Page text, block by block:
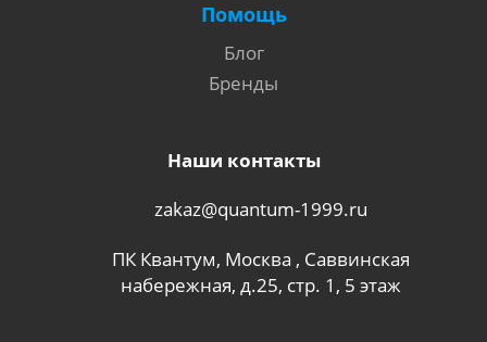
Помощь
Блог
Бренды
Наши контакты
zakaz@quantum-1999.ru
ПК Квантум, Москва , Саввинская
набережная, д.25, стр. 1, 5 этаж